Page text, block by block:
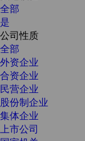
全部
是
公司性质
全部
外资企业
合资企业
民营企业
股份制企业
集体企业
上市公司